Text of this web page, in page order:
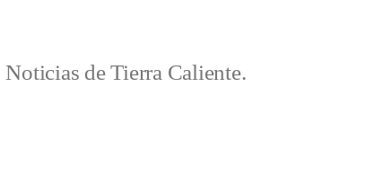
Noticias de Tierra Caliente.